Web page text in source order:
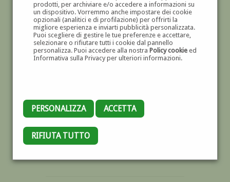
prodotti, per archiviare e/o accedere a informazioni su
un dispositivo. Vorremmo anche impostare dei cookie
opzionali (analitici e di profilazione) per offrirti la
migliore esperienza e inviarti pubblicità personalizzata.
Puoi scegliere di gestire le tue preferenze e accettare,
selezionare o rifiutare tutti i cookie dal pannello
personalizza. Puoi accedere alla nostra Policy cookieed
Informativa sulla Privacy per ulteriori informazioni.
PERSONALIZZA ACCETTA
RIFIUTA TUTTO
DIPINTI E SCULTURE '800 E '900